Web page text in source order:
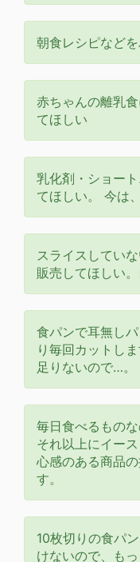
朝食レシピなど
赤ちゃんの離乳
てほしい
乳化剤・ショー
てほしい。 今は
スライスしてい
販売してほしい
食パンで耳無し
り毎回カットし
足りないので…。
毎日食べるもの
それ以上にイー
心感のある商品
す。
10枚切りの食パ
けないので、も